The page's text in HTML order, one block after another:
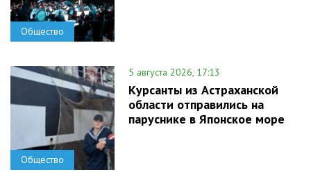
Общество
Общество
5 августа 2026, 17:13
Курсанты из Астраханской
области отправились на
паруснике в Японское море